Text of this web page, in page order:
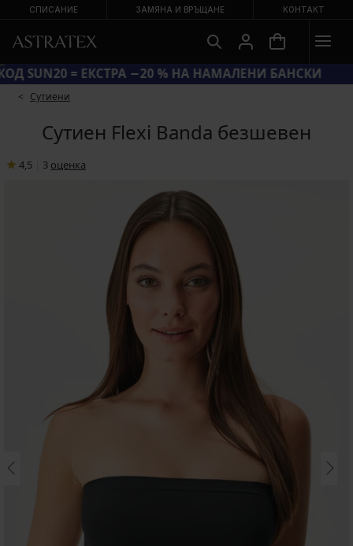
СПИСАНИЕ ЗАМЯНА И ВРЪЩАНЕ КОНТАКТ
КОД SUN20 = ЕКСТРА −20 % НА НАМАЛЕНИ БАНСКИ
Сутиени
Сутиен Flexi Banda безшевен
4,5 3 oценка